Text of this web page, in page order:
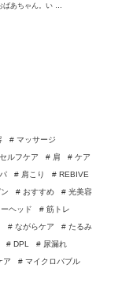
# マッサージ
ルフケア # 肩
# ケア
# 肩こり
# REBIVE
# おすすめ
# 光美容
ヘッド
# 筋トレ
# ながらケア
# たるみ
# DPL
# 尿漏れ
ア
# マイクロバブル
ばあちゃん。い …